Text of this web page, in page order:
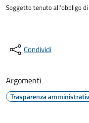
Soggetto tenuto all’obbligo
Condividi
Argomenti
Trasparenza